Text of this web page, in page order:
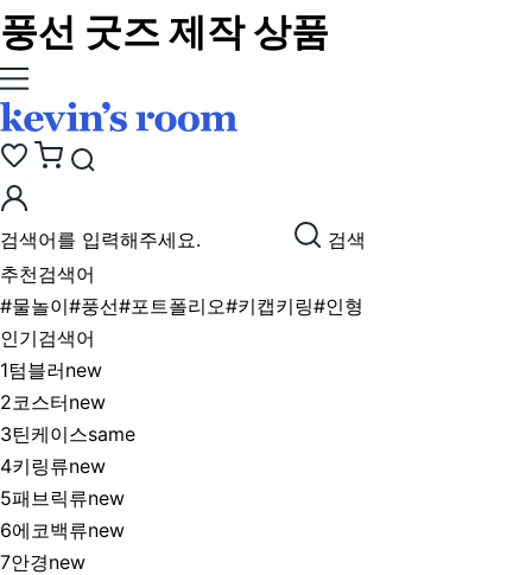
풍선 굿즈 제작 상품
검색
추천검색어
#물놀이#풍선#포트폴리오#키캡키링#인형
인기검색어
1텀블러new
2코스터new
3틴케이스same
4키링류new
5패브릭류new
6에코백류new
7안경new